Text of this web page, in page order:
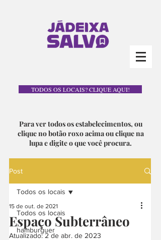
TODOS OS LOCAIS? CLIQUE AQUI!
Para ver todos os estabelecimentos, ou
clique no botão roxo acima ou clique na
lupa e digite o que você procura.
Post
Todos os locais
hamburguer
Todos os locais
Espaço Subterrâneo
15 de out. de 2021
Atualizado:2 de abr. de 2023